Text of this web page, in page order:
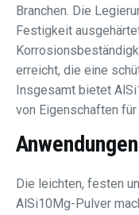
Branchen. Die
Festigkeit
erreicht, die eine
Insgesamt bietet
von Eigenschaften
Die leichten, festen
AlSi10Mg-Pulver